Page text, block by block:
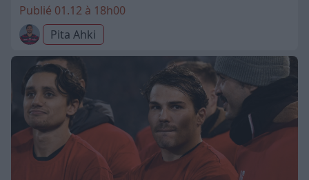
Publié 01.12 à 18h00
Pita Ahki